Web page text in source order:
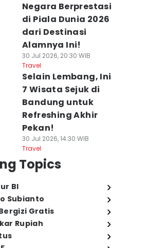
Negara Berprestasi
di Piala Dunia 2026
dari Destinasi
Alamnya Ini!
30 Jul 2026, 20:30 WIB
Travel
Selain Lembang, Ini
7 Wisata Sejuk di
Bandung untuk
Refreshing Akhir
Pekan!
30 Jul 2026, 14:30 WIB
Travel
Topics
BI
Subianto
Gratis
Rupiah